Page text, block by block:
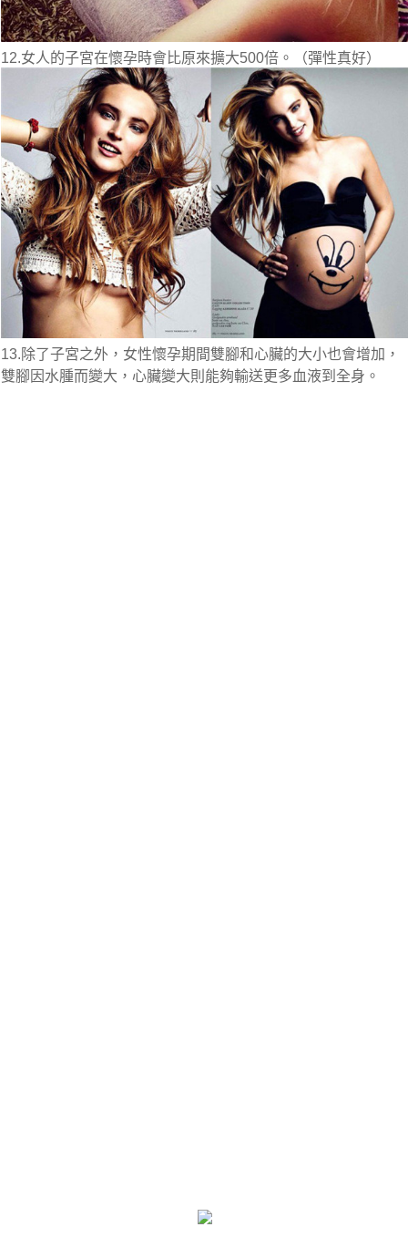
12.女人的子宮在懷孕時會比原來擴大500倍。（彈性真好）
13.除了子宮之外，女性懷孕期間雙腳和心臟的大小也會增加，
雙腳因水腫而變大，心臟變大則能夠輸送更多血液到全身。